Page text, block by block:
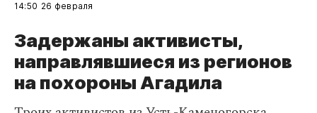
14:50 26 февраля
Задержаны активисты,
направлявшиеся из регионов
на похороны Агадила